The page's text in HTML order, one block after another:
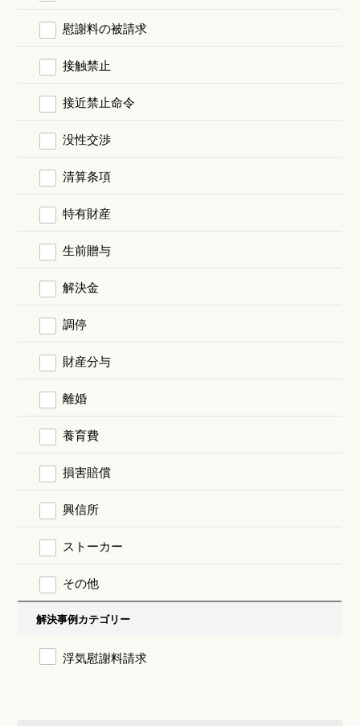
慰謝料の被請求
接触禁止
接近禁止命令
没性交渉
清算条項
特有財産
生前贈与
解決金
調停
財産分与
離婚
養育費
損害賠償
興信所
ストーカー
その他
解決事例カテゴリー
浮気慰謝料請求